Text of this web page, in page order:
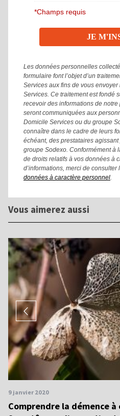
*Champs requis
Les données personnelles
formulaire font l’objet d’un
Services aux fins de vous envoyer
Services. Ce traitement est fondé
recevoir des informations de
seront communiquées aux
Domicile Services ou du groupe
connaître dans le cadre de leurs
échéant, des prestataires
groupe Sodexo. Conformément à
de droits relatifs à vos données à
d’informations, merci de consulter
données à caractère personnel
Vous aimerez aussi
9 janvier 2020
Comprendre la démence à